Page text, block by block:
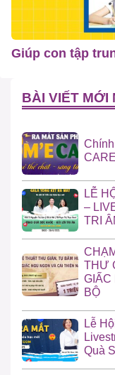
Giúp con tập
BÀI VIẾT MỚI
LỄ
–
TRI
THƯ
GIẤC
BỘ
Lễ
Quà